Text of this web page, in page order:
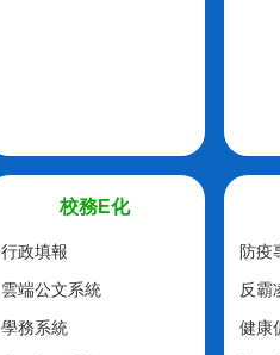
校務E化
行政填報
雲端公文系統
學務系統
防疫
反霸
健康